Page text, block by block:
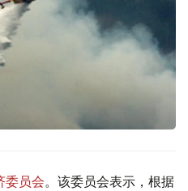
委员会。该委员会表示，根据